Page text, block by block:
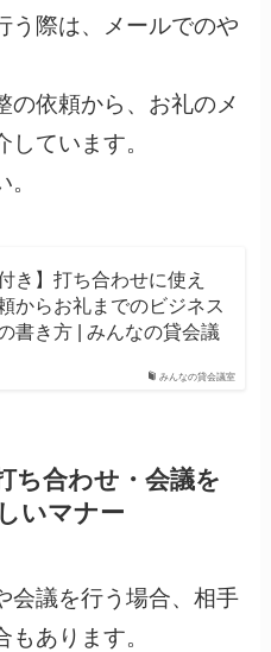
う際は、メールでのや
の依頼から、お礼のメ
ています。
みんなの貸会議室
き】打ち合わせに使え
からお礼までのビジネス
書き方 | みんなの貸会議
ち合わせ・会議を
いマナー
会議を行う場合、相手
あります。